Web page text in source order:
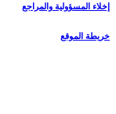
إخلاء المسؤولية والمراجع
خريطة الموقع